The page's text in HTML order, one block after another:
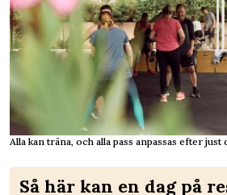
Alla kan träna, och alla pass anpassas efter just
Så här kan en dag på